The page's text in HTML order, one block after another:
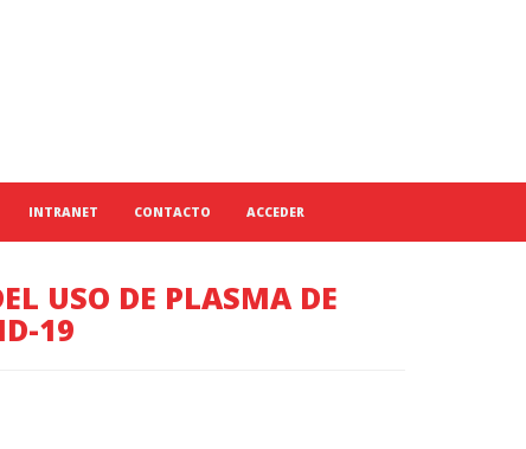
INTRANET CONTACTO ACCEDER
USO DE PLASMA DE
19